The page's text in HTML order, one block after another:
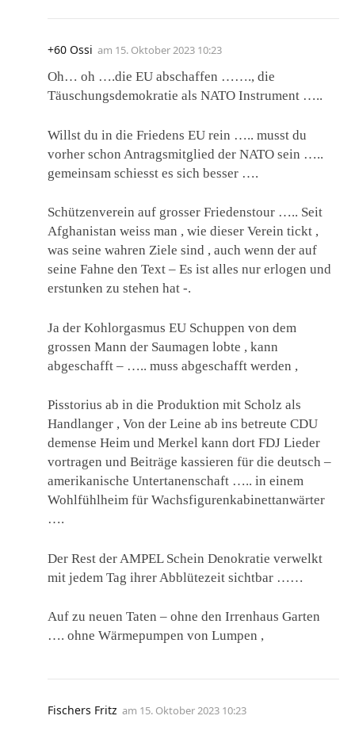
+60 Ossi am 15. Oktober 2023 10:23
Oh… oh ….die EU abschaffen ……., die
Täuschungsdemokratie als NATO Instrument …..
Willst du in die Friedens EU rein ….. musst du
vorher schon Antragsmitglied der NATO sein …..
gemeinsam schiesst es sich besser ….
Schützenverein auf grosser Friedenstour ….. Seit
Afghanistan weiss man , wie dieser Verein tickt ,
was seine wahren Ziele sind , auch wenn der auf
seine Fahne den Text – Es ist alles nur erlogen und
erstunken zu stehen hat -.
Ja der Kohlorgasmus EU Schuppen von dem
grossen Mann der Saumagen lobte , kann
abgeschafft – ….. muss abgeschafft werden ,
Pisstorius ab in die Produktion mit Scholz als
Handlanger , Von der Leine ab ins betreute CDU
demense Heim und Merkel kann dort FDJ Lieder
vortragen und Beiträge kassieren für die deutsch –
amerikanische Untertanenschaft ….. in einem
Wohlfühlheim für Wachsfigurenkabinettanwärter
….
Der Rest der AMPEL Schein Denokratie verwelkt
mit jedem Tag ihrer Abblütezeit sichtbar ……
Auf zu neuen Taten – ohne den Irrenhaus Garten
…. ohne Wärmepumpen von Lumpen ,
Fischers Fritz am 15. Oktober 2023 10:23